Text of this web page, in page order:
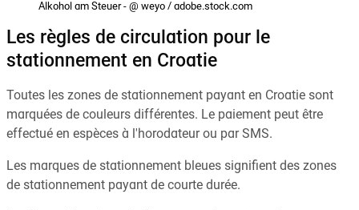
Alkohol am Steuer - @ weyo / adobe.stock.com
Les règles de circulation pour le
stationnement en Croatie
Toutes les zones de stationnement payant en Croatie sont
marquées de couleurs différentes. Le paiement peut être
effectué en espèces à l'horodateur ou par SMS.
Les marques de stationnement bleues signifient des zones
de stationnement payant de courte durée.